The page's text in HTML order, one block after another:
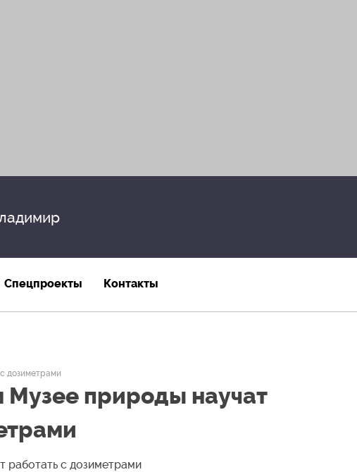
Спецпроекты Контакты
дозиметрами
природы научат
работать с дозиметрами